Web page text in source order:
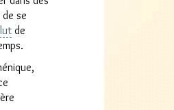
de se
de